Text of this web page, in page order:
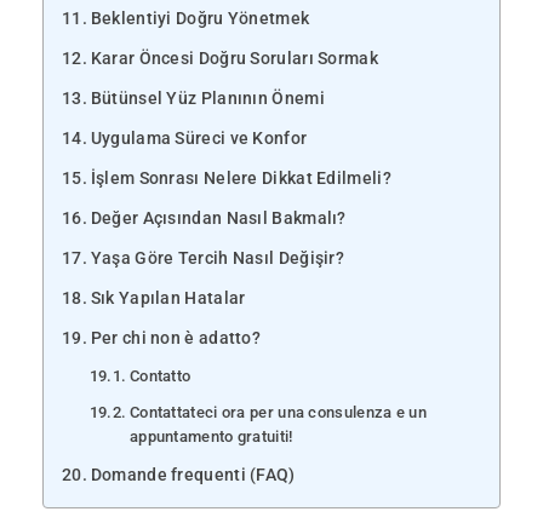
Beklentiyi Doğru Yönetmek
Karar Öncesi Doğru Soruları Sormak
Bütünsel Yüz Planının Önemi
Uygulama Süreci ve Konfor
İşlem Sonrası Nelere Dikkat Edilmeli?
Değer Açısından Nasıl Bakmalı?
Yaşa Göre Tercih Nasıl Değişir?
Sık Yapılan Hatalar
Per chi non è adatto?
Contatto
Contattateci ora per una consulenza e un
appuntamento gratuiti!
Domande frequenti (FAQ)